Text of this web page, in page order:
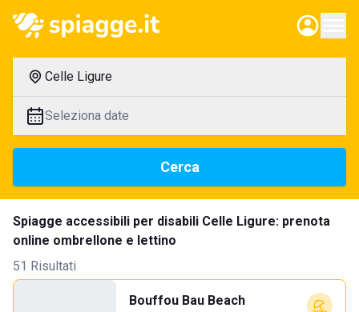
Celle Ligure
Seleziona date
Cerca
Spiagge accessibili per disabili Celle Ligure: prenota
online ombrellone e lettino
51 Risultati
Bouffou Bau Beach